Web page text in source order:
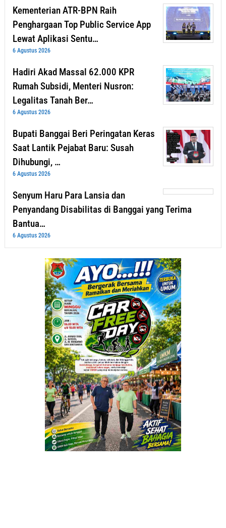
Kementerian ATR-BPN Raih
Penghargaan Top Public Service App
Lewat Aplikasi Sentu…
6 Agustus 2026
Hadiri Akad Massal 62.000 KPR
Rumah Subsidi, Menteri Nusron:
Legalitas Tanah Ber…
6 Agustus 2026
Bupati Banggai Beri Peringatan Keras
Saat Lantik Pejabat Baru: Susah
Dihubungi, …
6 Agustus 2026
Senyum Haru Para Lansia dan
Penyandang Disabilitas di Banggai yang Terima
Bantua…
6 Agustus 2026